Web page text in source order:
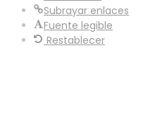
Subrayar enlaces
Fuente legible
Restablecer